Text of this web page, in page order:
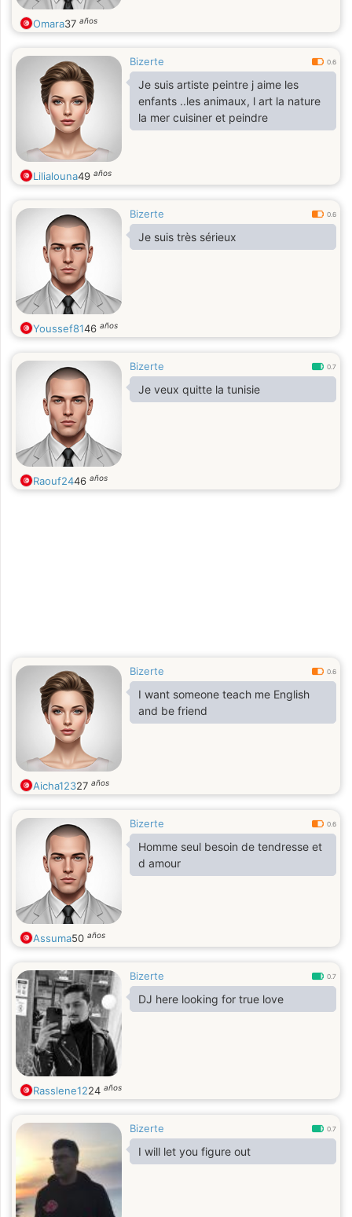
Omara37 años
Bizerte 0.6
Je suis artiste peintre j aime les
enfants ..les animaux, l art la nature
la mer cuisiner et peindre
Lilialouna49 años
Bizerte 0.6
Je suis très sérieux
Youssef8146 años
Bizerte 0.7
Je veux quitte la tunisie
Raouf2446 años
Bizerte 0.6
I want someone teach me English
and be friend
Aicha12327 años
Bizerte 0.6
Homme seul besoin de tendresse et
d amour
Assuma50 años
Bizerte 0.7
DJ here looking for true love
Rasslene1224 años
Bizerte 0.7
I will let you figure out